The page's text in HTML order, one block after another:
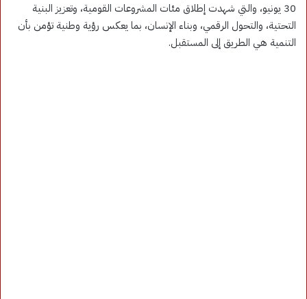
30 يونيو، والتي شهدت إطلاق مئات المشروعات القومية، وتعزيز البنية
التحتية، والتحول الرقمي، وبناء الإنسان، بما يعكس رؤية وطنية تؤمن بأن
التنمية هي الطريق إلى المستقبل.